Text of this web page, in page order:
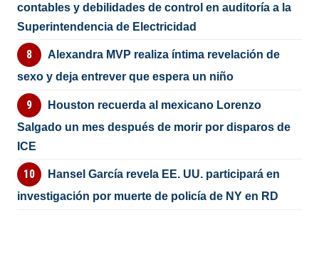
contables y debilidades de control en auditoría a la
Superintendencia de Electricidad
Alexandra MVP realiza íntima revelación de
sexo y deja entrever que espera un niño
Houston recuerda al mexicano Lorenzo
Salgado un mes después de morir por disparos de
ICE
Hansel García revela EE. UU. participará en
investigación por muerte de policía de NY en RD